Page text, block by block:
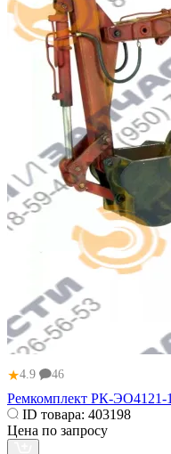
★4.9 46
Ремкомплект РК-ЭО4121-
ID товара: 403198
Цена по запросу